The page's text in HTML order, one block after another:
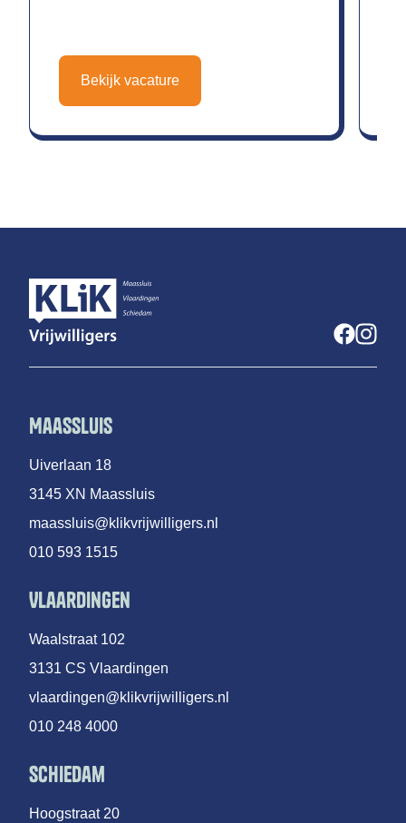
Bekijk vacature
Maassluis
Uiverlaan 18
3145 XN Maassluis
maassluis@klikvrijwilligers.nl
010 593 1515
Vlaardingen
Waalstraat 102
3131 CS Vlaardingen
vlaardingen@klikvrijwilligers.nl
010 248 4000
Schiedam
Hoogstraat 20